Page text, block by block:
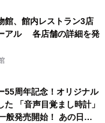
館、館内レストラン3店
アル 各店舗の詳細を発
55周年記念！オリジナル
た 「音声目覚まし時計」
般発売開始！ あの日の